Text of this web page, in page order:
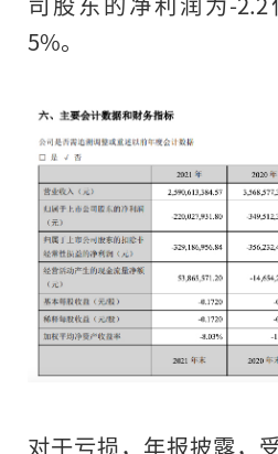
示，报告期
元，同比降
比下降
3.75%。
5%。
对于亏损，年报披露，